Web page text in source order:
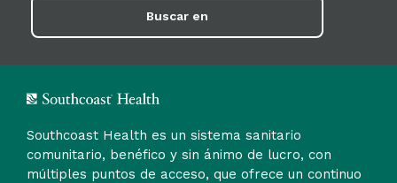
Buscar en
Southcoast Health es un sistema sanitario
comunitario, benéfico y sin ánimo de lucro, con
múltiples puntos de acceso, que ofrece un continuo